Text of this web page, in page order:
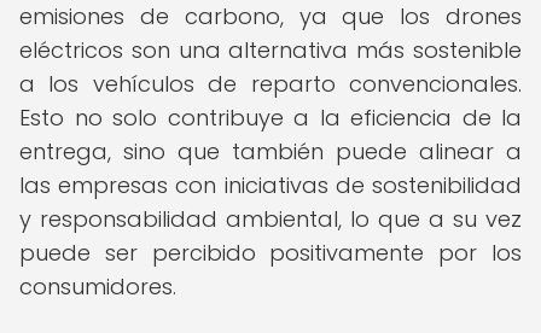
emisiones de carbono, ya que los drones
eléctricos son una alternativa más sostenible
a los vehículos de reparto convencionales.
Esto no solo contribuye a la eficiencia de la
entrega, sino que también puede alinear a
las empresas con iniciativas de sostenibilidad
y responsabilidad ambiental, lo que a su vez
puede ser percibido positivamente por los
consumidores.